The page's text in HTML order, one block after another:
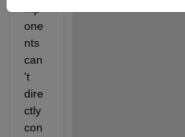
one
nts
can
't
dire
ctly
con